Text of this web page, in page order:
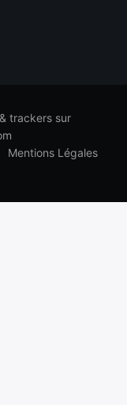
trackers sur
Mentions Légales